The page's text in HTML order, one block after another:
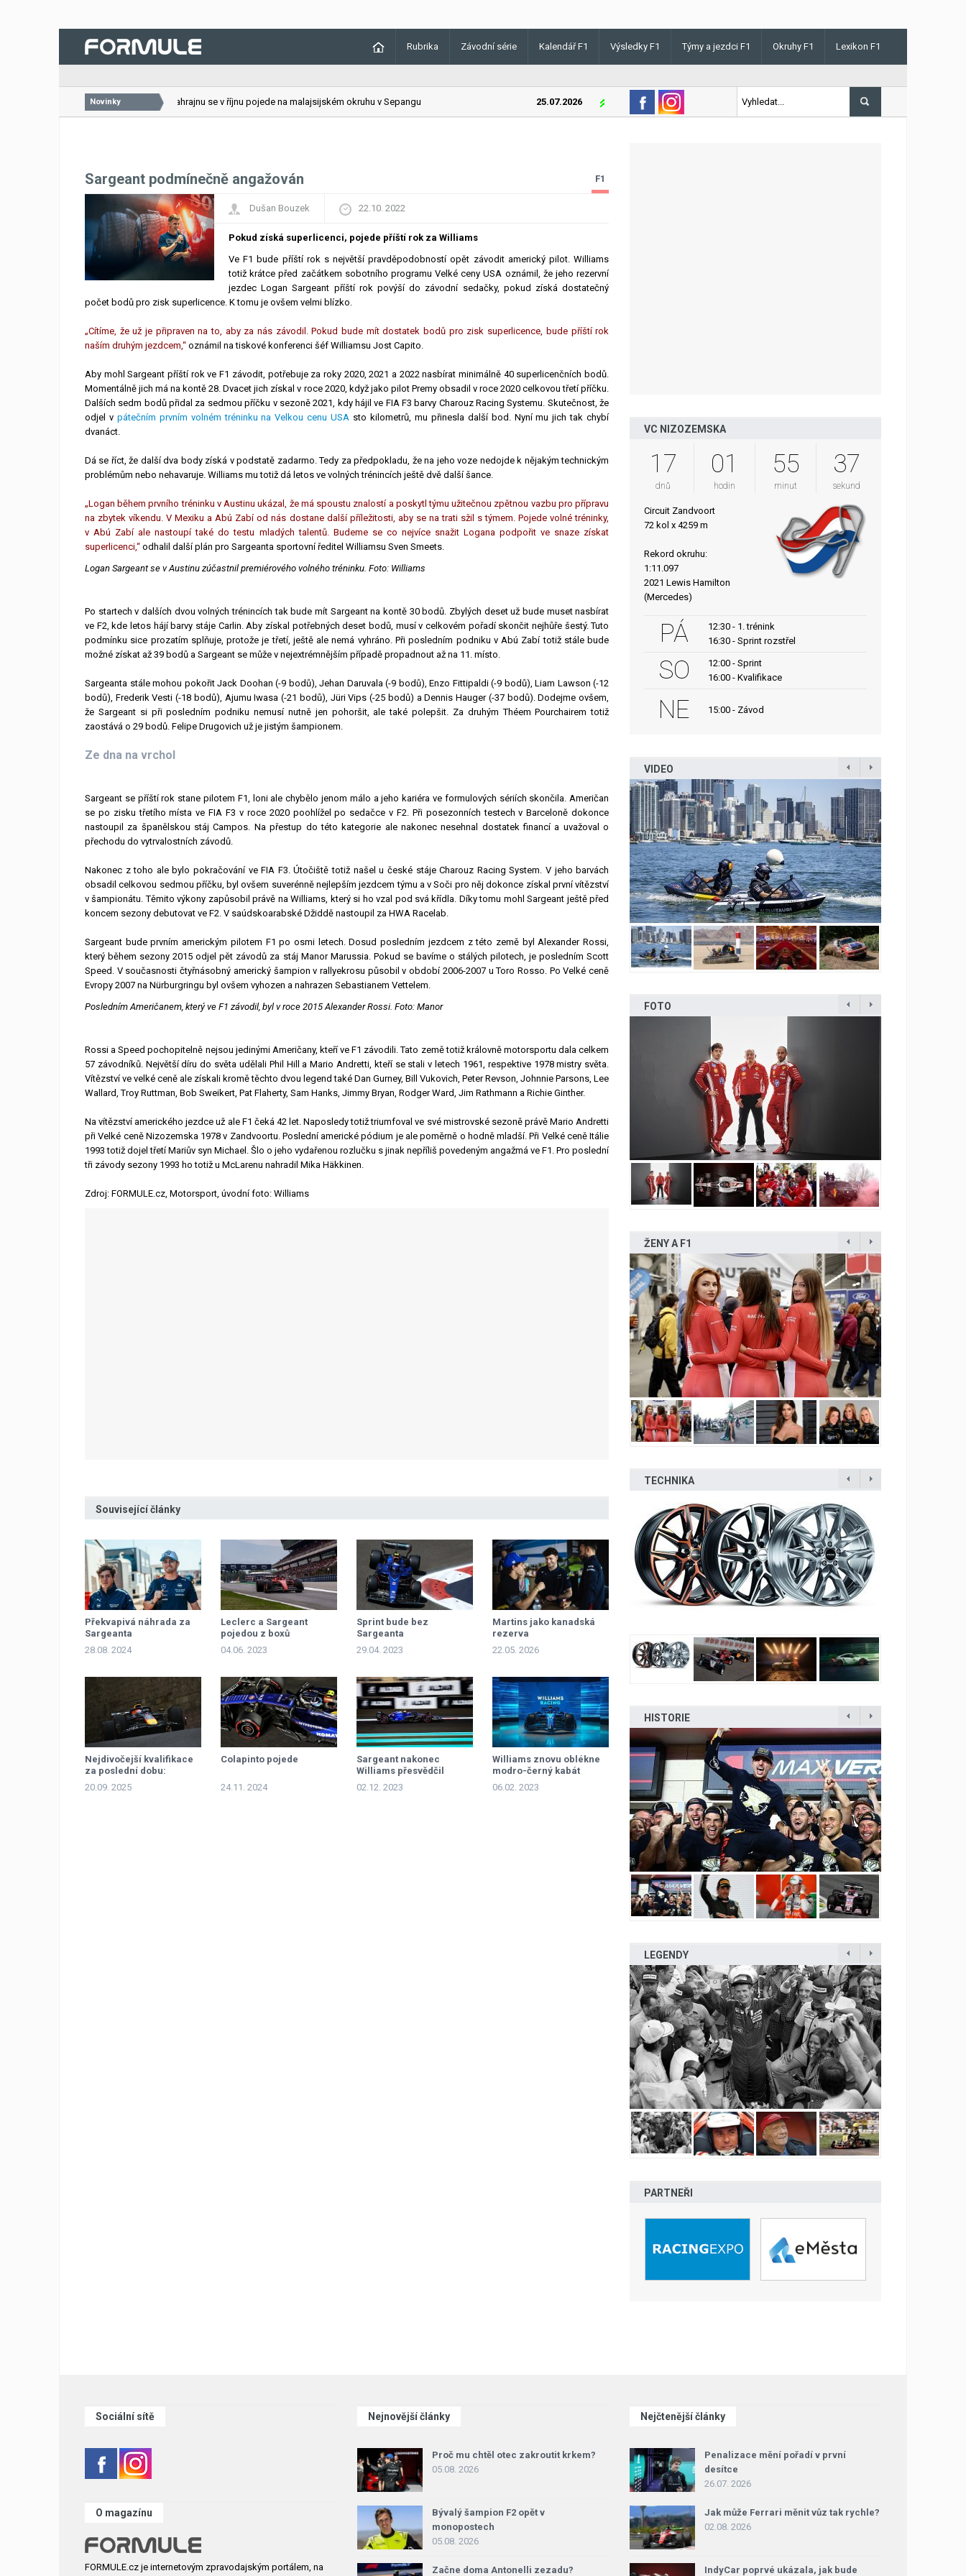
Rubrika Závodní série Kalendář F1 Výsledky F1 Týmy a jezdci F1 Okruhy F1 Lexikon F1
Novinky
26.07.2026 VC Bahrajnu se v říjnu pojede na malajsijském okruhu v Sepangu 25.07.2026 Lando Norris v Maďarsku letos poprvé vyhrál kvalifikaci
Sargeant podmínečně angažován F1
Dušan Bouzek 22.10. 2022
Pokud získá superlicenci, pojede příští rok za Williams
Ve F1 bude příští rok s největší pravděpodobností opět závodit americký pilot. Williams
totiž krátce před začátkem sobotního programu Velké ceny USA oznámil, že jeho rezervní
jezdec Logan Sargeant příští rok povýší do závodní sedačky, pokud získá dostatečný
počet bodů pro zisk superlicence. K tomu je ovšem velmi blízko.
„Cítíme, že už je připraven na to, aby za nás závodil. Pokud bude mít dostatek bodů pro zisk superlicence, bude příští rok
naším druhým jezdcem,“ oznámil na tiskové konferenci šéf Williamsu Jost Capito.
Aby mohl Sargeant příští rok ve F1 závodit, potřebuje za roky 2020, 2021 a 2022 nasbírat minimálně 40 superlicenčních bodů.
Momentálně jich má na kontě 28. Dvacet jich získal v roce 2020, když jako pilot Premy obsadil v roce 2020 celkovou třetí příčku.
Dalších sedm bodů přidal za sedmou příčku v sezoně 2021, kdy hájil ve FIA F3 barvy Charouz Racing Systemu. Skutečnost, že
odjel v pátečním prvním volném tréninku na Velkou cenu USA sto kilometrů, mu přinesla další bod. Nyní mu jich tak chybí
dvanáct.
Dá se říct, že další dva body získá v podstatě zadarmo. Tedy za předpokladu, že na jeho voze nedojde k nějakým technickým
problémům nebo nehavaruje. Williams mu totiž dá letos ve volných trénincích ještě dvě další šance.
„Logan během prvního tréninku v Austinu ukázal, že má spoustu znalostí a poskytl týmu užitečnou zpětnou vazbu pro přípravu
na zbytek víkendu. V Mexiku a Abú Zabí od nás dostane další příležitosti, aby se na trati sžil s týmem. Pojede volné tréninky,
v Abú Zabí ale nastoupí také do testu mladých talentů. Budeme se co nejvíce snažit Logana podpořit ve snaze získat
superlicenci,“ odhalil další plán pro Sargeanta sportovní ředitel Williamsu Sven Smeets.
Logan Sargeant se v Austinu zúčastnil premiérového volného tréninku. Foto: Williams
Po startech v dalších dvou volných trénincích tak bude mít Sargeant na kontě 30 bodů. Zbylých deset už bude muset nasbírat
ve F2, kde letos hájí barvy stáje Carlin. Aby získal potřebných deset bodů, musí v celkovém pořadí skončit nejhůře šestý. Tuto
podmínku sice prozatím splňuje, protože je třetí, ještě ale nemá vyhráno. Při posledním podniku v Abú Zabí totiž stále bude
možné získat až 39 bodů a Sargeant se může v nejextrémnějším případě propadnout až na 11. místo.
Sargeanta stále mohou pokořit Jack Doohan (-9 bodů), Jehan Daruvala (-9 bodů), Enzo Fittipaldi (-9 bodů), Liam Lawson (-12
bodů), Frederik Vesti (-18 bodů), Ajumu Iwasa (-21 bodů), Jüri Vips (-25 bodů) a Dennis Hauger (-37 bodů). Dodejme ovšem,
že Sargeant si při posledním podniku nemusí nutně jen pohoršit, ale také polepšit. Za druhým Théem Pourchairem totiž
zaostává o 29 bodů. Felipe Drugovich už je jistým šampionem.
Ze dna na vrchol
Sargeant se příští rok stane pilotem F1, loni ale chybělo jenom málo a jeho kariéra ve formulových sériích skončila. Američan
se po zisku třetího místa ve FIA F3 v roce 2020 poohlížel po sedačce v F2. Při posezonních testech v Barceloně dokonce
nastoupil za španělskou stáj Campos. Na přestup do této kategorie ale nakonec nesehnal dostatek financí a uvažoval o
přechodu do vytrvalostních závodů.
Nakonec z toho ale bylo pokračování ve FIA F3. Útočiště totiž našel u české stáje Charouz Racing System. V jeho barvách
obsadil celkovou sedmou příčku, byl ovšem suverénně nejlepším jezdcem týmu a v Soči pro něj dokonce získal první vítězství
v šampionátu. Těmito výkony zapůsobil právě na Williams, který si ho vzal pod svá křídla. Díky tomu mohl Sargeant ještě před
koncem sezony debutovat ve F2. V saúdskoarabské Džiddě nastoupil za HWA Racelab.
Sargeant bude prvním americkým pilotem F1 po osmi letech. Dosud posledním jezdcem z této země byl Alexander Rossi,
který během sezony 2015 odjel pět závodů za stáj Manor Marussia. Pokud se bavíme o stálých pilotech, je posledním Scott
Speed. V současnosti čtyřnásobný americký šampion v rallyekrosu působil v období 2006-2007 u Toro Rosso. Po Velké ceně
Evropy 2007 na Nürburgringu byl ovšem vyhozen a nahrazen Sebastianem Vettelem.
Posledním Američanem, který ve F1 závodil, byl v roce 2015 Alexander Rossi. Foto: Manor
Rossi a Speed pochopitelně nejsou jedinými Američany, kteří ve F1 závodili. Tato země totiž královně motorsportu dala celkem
57 závodníků. Největší díru do světa udělali Phil Hill a Mario Andretti, kteří se stali v letech 1961, respektive 1978 mistry světa.
Vítězství ve velké ceně ale získali kromě těchto dvou legend také Dan Gurney, Bill Vukovich, Peter Revson, Johnnie Parsons, Lee
Wallard, Troy Ruttman, Bob Sweikert, Pat Flaherty, Sam Hanks, Jimmy Bryan, Rodger Ward, Jim Rathmann a Richie Ginther.
Na vítězství amerického jezdce už ale F1 čeká 42 let. Naposledy totiž triumfoval ve své mistrovské sezoně právě Mario Andretti
při Velké ceně Nizozemska 1978 v Zandvoortu. Poslední americké pódium je ale poměrně o hodně mladší. Při Velké ceně Itálie
1993 totiž dojel třetí Mariův syn Michael. Šlo o jeho vydařenou rozlučku s jinak nepříliš povedeným angažmá ve F1. Pro poslední
tři závody sezony 1993 ho totiž u McLarenu nahradil Mika Häkkinen.
Zdroj: FORMULE.cz, Motorsport, úvodní foto: Williams
Související články
Překvapivá náhrada za
Sargeanta
28.08. 2024
Leclerc a Sargeant
pojedou z boxů
04.06. 2023
Sprint bude bez
Sargeanta
29.04. 2023
Martins jako kanadská
rezerva
22.05. 2026
Nejdivočejší kvalifikace
za poslední dobu:
Verstappen vítězný před
Sainzem, Piastri ve zdi
20.09. 2025
Colapinto pojede
24.11. 2024
Sargeant nakonec
Williams přesvědčil
02.12. 2023
Williams znovu oblékne
modro-černý kabát
06.02. 2023
VC NIZOZEMSKA
17
dnů
01
hodin
55
minut
36
sekund
Circuit Zandvoort
72 kol x 4259 m
Rekord okruhu:
1:11.097
2021 Lewis Hamilton
(Mercedes)
PÁ
12:30 - 1. trénink
16:30 - Sprint rozstřel
SO
12:00 - Sprint
16:00 - Kvalifikace
NE 15:00 - Závod
VIDEO
FOTO
ŽENY A F1
TECHNIKA
HISTORIE
LEGENDY
PARTNEŘI
Sociální sítě
O magazínu
FORMULE.cz je internetovým zpravodajským portálem, na
Nejnovější články
Proč mu chtěl otec zakroutit krkem?
05.08. 2026
Bývalý šampion F2 opět v
monopostech
05.08. 2026
Začne doma Antonelli zezadu?
Nejčtenější články
Penalizace mění pořadí v první
desítce
26.07. 2026
Jak může Ferrari měnit vůz tak rychle?
02.08. 2026
IndyCar poprvé ukázala, jak bude